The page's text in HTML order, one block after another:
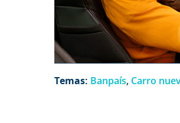
Temas: Banpaís, Carro